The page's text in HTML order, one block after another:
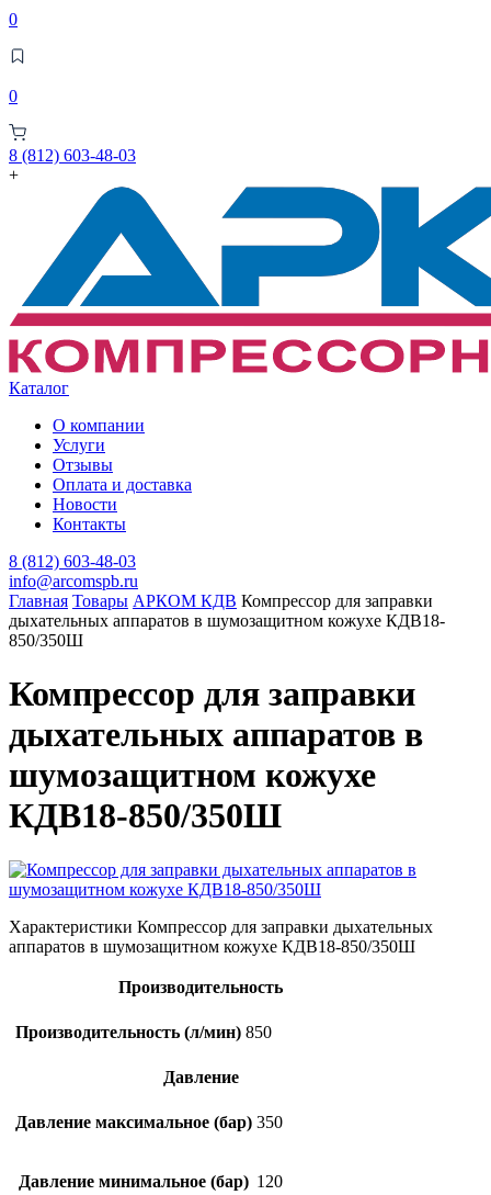
0
0
8 (812) 603-48-03
+
Каталог
О компании
Услуги
Отзывы
Оплата и доставка
Новости
Контакты
8 (812) 603-48-03
info@arcomspb.ru
Главная Товары АРКОМ КДВ Компрессор для заправки
дыхательных аппаратов в шумозащитном кожухе КДВ18-
850/350Ш
Компрессор для заправки
дыхательных аппаратов в
шумозащитном кожухе
КДВ18-850/350Ш
Характеристики Компрессор для заправки дыхательных
аппаратов в шумозащитном кожухе КДВ18-850/350Ш
Производительность
Производительность (л/мин) 850
Давление
Давление максимальное (бар) 350
Давление минимальное (бар) 120